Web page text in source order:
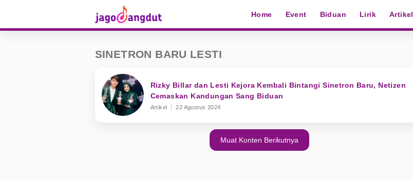
Home Event Biduan Lirik Artikel
SINETRON BARU LESTI
Rizky Billar dan Lesti Kejora Kembali Bintangi Sinetron Baru, Netizen
Cemaskan Kandungan Sang Biduan
Artikel 22 Agustus 2024
Muat Konten Berikutnya